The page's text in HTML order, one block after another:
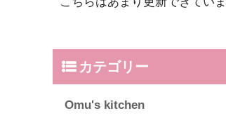
カテゴリー
Omu's kitchen